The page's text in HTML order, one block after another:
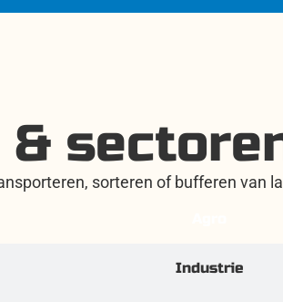
&
sorteren of bufferen van
Industrie